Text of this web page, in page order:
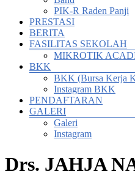
PIK-R Raden Panji
PRESTASI
BERITA
FASILITAS SEKOLAH
MIKROTIK
BKK
BKK (Bursa Kerja
Instagram BKK
PENDAFTARAN
GALERI
Galeri
Instagram
Drs. JAHJA